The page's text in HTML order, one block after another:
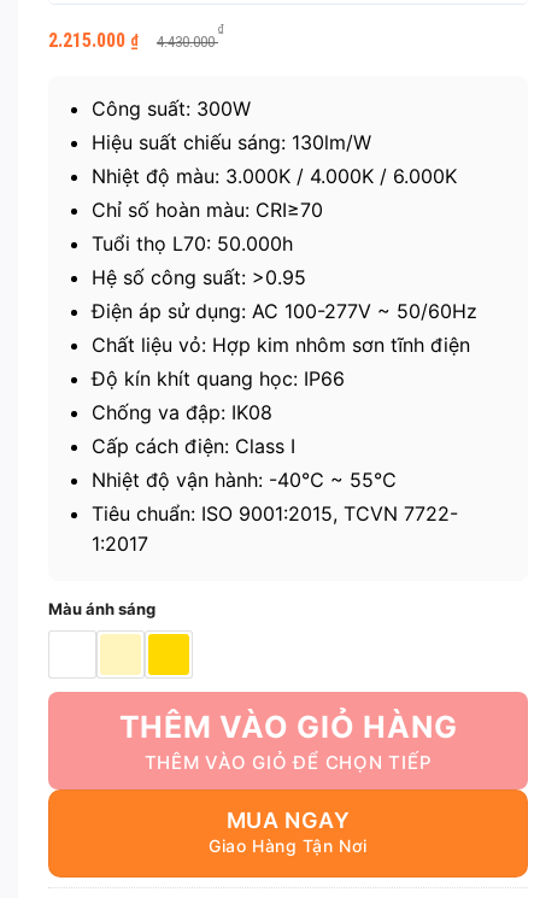
4.430.000
₫
Giá
gốc
2.215.000 ₫
Giá
hiện
2.215.000 ₫.
Công suất: 300W
Hiệu suất chiếu sáng: 130lm/W
Nhiệt độ màu: 3.000K / 4.000K / 6.000K
Chỉ số hoàn màu: CRI≥70
Tuổi thọ L70: 50.000h
Hệ số công suất: >0.95
Điện áp sử dụng: AC 100-277V ~ 50/60Hz
Chất liệu vỏ: Hợp kim nhôm sơn tĩnh điện
Độ kín khít quang học: IP66
Chống va đập: IK08
Cấp cách điện: Class I
Nhiệt độ vận hành: -40℃ ~ 55℃
Tiêu chuẩn: ISO 9001:2015, TCVN 7722-
1:2017
Màu ánh sáng
THÊM VÀO GIỎ HÀNG
MUA NGAY